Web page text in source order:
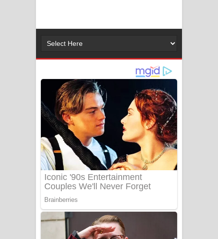
Niwuna Numba Hinda Song Lyrics -
නිවුනා නුඹ හින්දා ගීතයේ පද පෙළ
Numba Dun Aadare Song Lyrics - නුඹ
දුන් ආදරේ ගීතයේ පද පෙළ
Liyamuda Dan Anagathe Song Lyrics
- ලියමුද දැන් අනාගතේ ගීතයේ පද පෙළ
Doni Song Lyrics - දෝණි ගීතයේ පද